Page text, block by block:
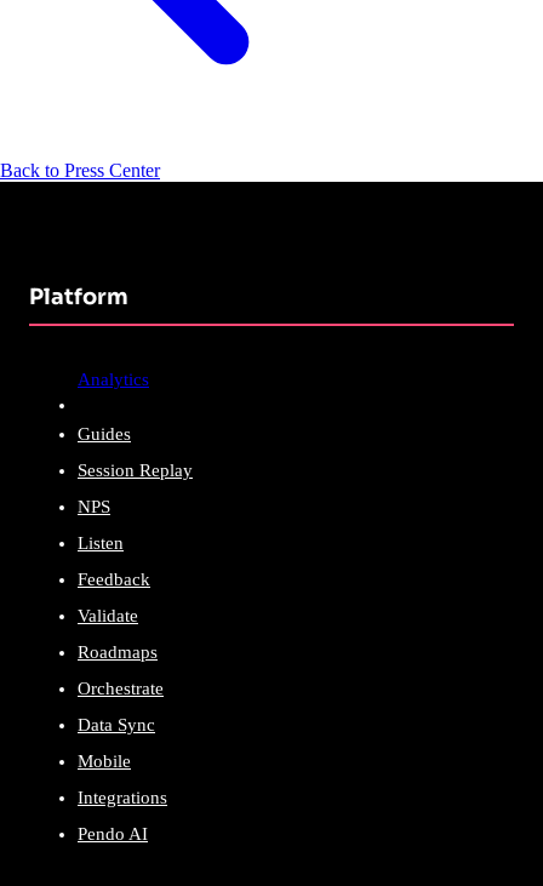
Back to Press Center
Platform
Analytics
Guides
Session Replay
NPS
Listen
Feedback
Validate
Roadmaps
Orchestrate
Data Sync
Mobile
Integrations
Pendo AI